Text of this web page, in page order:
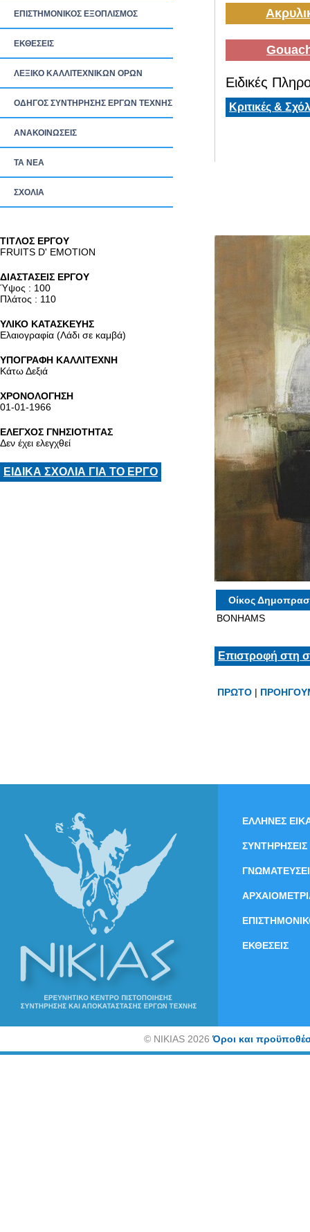
ΕΠΙΣΤΗΜΟΝΙΚΟΣ ΕΞΟΠΛΙΣΜΟΣ
ΕΚΘΕΣΕΙΣ
ΛΕΞΙΚΟ ΚΑΛΛΙΤΕΧΝΙΚΩΝ ΟΡΩΝ
ΟΔΗΓΟΣ ΣΥΝΤΗΡΗΣΗΣ ΕΡΓΩΝ ΤΕΧΝΗΣ
ΑΝΑΚΟΙΝΩΣΕΙΣ
ΤΑ ΝEΑ
ΣΧΟΛΙΑ
Ειδικές
Κριτικές &
TITΛΟΣ ΕΡΓΟΥ
FRUITS D' EMOTION
ΔΙΑΣΤΑΣΕΙΣ ΕΡΓΟΥ
Ύψος : 100
Πλάτος : 110
ΥΛΙΚΟ ΚΑΤΑΣΚΕΥΗΣ
Ελαιογραφία (Λάδι σε καμβά)
ΥΠΟΓΡΑΦΗ ΚΑΛΛΙΤΕΧΝΗ
Κάτω Δεξιά
ΧΡΟΝΟΛΟΓΗΣΗ
01-01-1966
ΕΛΕΓΧΟΣ ΓΝΗΣΙΟΤΗΤΑΣ
Δεν έχει ελεγχθεί
ΕΙΔΙΚΑ ΣΧΟΛΙΑ ΓΙΑ ΤΟ ΕΡΓΟ
Οίκος
BONHAMS
Επιστροφή στη
ΠΡΩΤΟ |
ΕΛΛΗΝΕΣ
ΣΥΝΤΗΡΗΣΕΙΣ
ΕΚΘΕΣΕΙΣ
©NIKIAS 2026Όροι και